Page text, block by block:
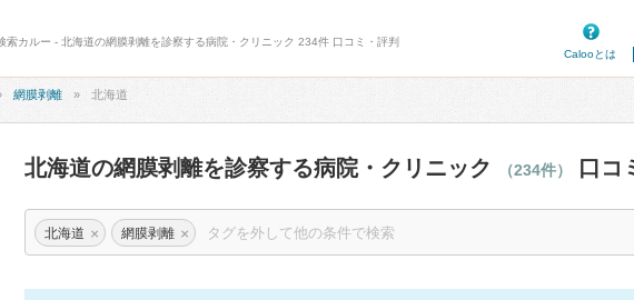
索カルー - 北海道の網膜剥離を診察する病院・クリニック 234件 口コミ・評判
Calooとは
網膜剥離 北海道
北海道の網膜剥離を診察する病院・クリニック （234件） 口コ
北海道 × 網膜剥離 ×